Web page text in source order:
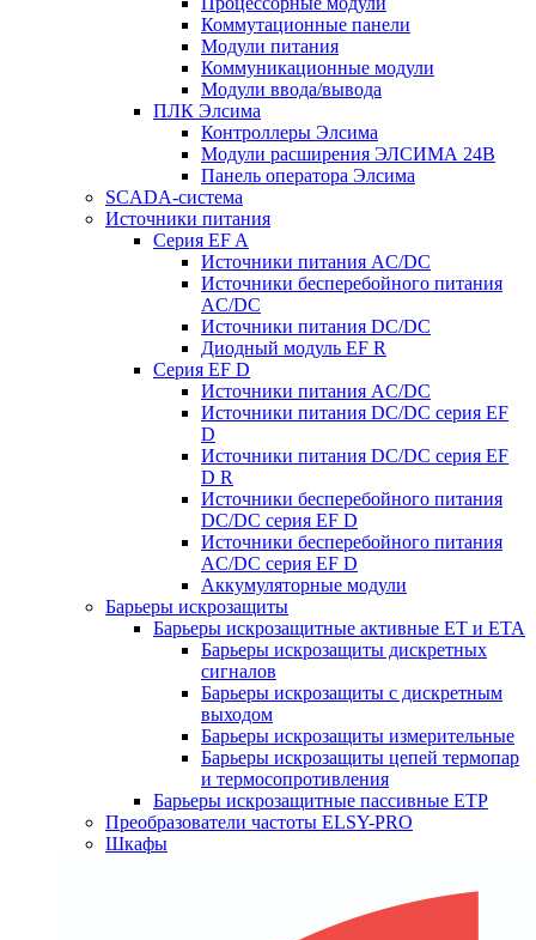
Коммутационные панели
Модули питания
Коммуникационные модули
Модули ввода/вывода
ПЛК Элсима
Контроллеры Элсима
Модули расширения ЭЛСИМА 24В
Панель оператора Элсима
SCADA-система
Источники питания
Серия EF A
Источники питания AC/DC
Источники бесперебойного питания
AC/DC
Источники питания DC/DC
Диодный модуль EF R
Серия EF D
Источники питания AC/DC
Источники питания DC/DC серия EF
D
Источники питания DC/DC серия EF
D R
Источники бесперебойного питания
DC/DC серия EF D
Источники бесперебойного питания
AC/DC серия EF D
Аккумуляторные модули
Барьеры искрозащиты
Барьеры искрозащитные активные ET и ETA
Барьеры искрозащиты дискретных
сигналов
Барьеры искрозащиты с дискретным
выходом
Барьеры искрозащиты измерительные
Барьеры искрозащиты цепей термопар
и термосопротивления
Барьеры искрозащитные пассивные ЕТР
Преобразователи частоты ELSY-PRO
Шкафы